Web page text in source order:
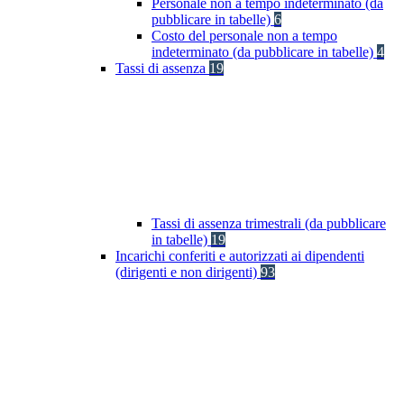
Personale non a tempo indeterminato (da
pubblicare in tabelle) 6
Costo del personale non a tempo
indeterminato (da pubblicare in tabelle) 4
Tassi di assenza 19
Tassi di assenza trimestrali (da pubblicare
in tabelle) 19
Incarichi conferiti e autorizzati ai dipendenti
(dirigenti e non dirigenti) 93